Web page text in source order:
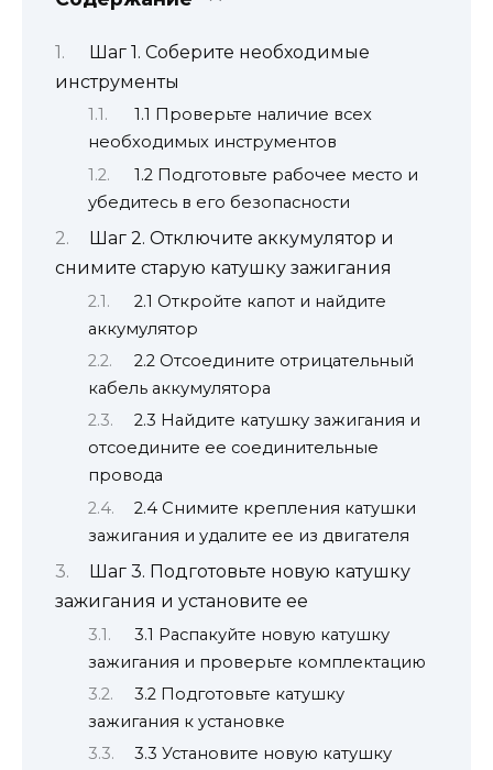
Шаг 1. Соберите необходимые
инструменты
1.1 Проверьте наличие всех
необходимых инструментов
1.2 Подготовьте рабочее место и
убедитесь в его безопасности
Шаг 2. Отключите аккумулятор и
снимите старую катушку зажигания
2.1 Откройте капот и найдите
аккумулятор
2.2 Отсоедините отрицательный
кабель аккумулятора
2.3 Найдите катушку зажигания и
отсоедините ее соединительные
провода
2.4 Снимите крепления катушки
зажигания и удалите ее из двигателя
Шаг 3. Подготовьте новую катушку
зажигания и установите ее
3.1 Распакуйте новую катушку
зажигания и проверьте комплектацию
3.2 Подготовьте катушку
зажигания к установке
3.3 Установите новую катушку